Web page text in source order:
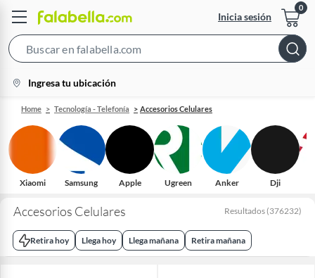
Inicia sesión
Bar
location-
icon
Ingresa tu ubicación
Home Tecnología - Telefonía Accesorios Celulares
Xiaomi Samsung Apple Ugreen Anker Dji
Accesorios Celulares Resultados (376232)
Retira hoy Llega hoy Llega mañana Retira mañana